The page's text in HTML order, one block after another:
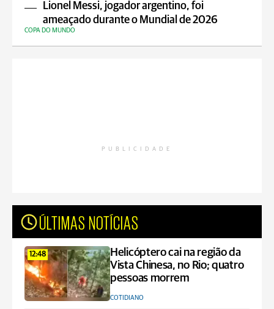
Lionel Messi, jogador argentino, foi
ameaçado durante o Mundial de 2026
COPA DO MUNDO
PUBLICIDADE
ÚLTIMAS NOTÍCIAS
12:48
Helicóptero cai na região da
Vista Chinesa, no Rio; quatro
pessoas morrem
COTIDIANO